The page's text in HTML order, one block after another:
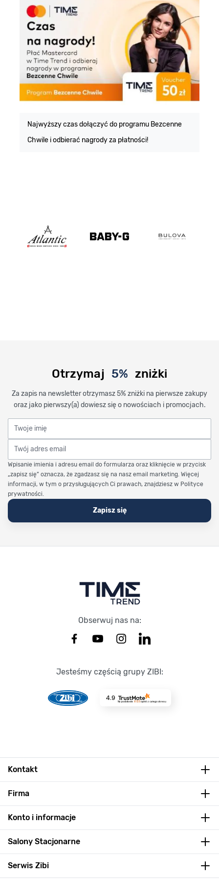
Najwyższy czas dołączyć do programu Bezcenne
Chwile i odbierać nagrody za płatności!
Otrzymaj 5% zniżki
Za zapis na newsletter otrzymasz 5% zniżki na pierwsze zakupy
oraz jako pierwszy(a) dowiesz się o nowościach i promocjach.
Twoje imię
Twój adres email
Wpisanie imienia i adresu email do formularza oraz kliknięcie w przycisk
„zapisz się” oznacza, że zgadzasz się na nasz email marketing. Więcej
informacji, w tym o przysługujących Ci prawach, znajdziesz w Polityce
prywatności.
Zapisz się
Obserwuj nas na:
Jesteśmy częścią grupy ZIBI:
4.9
Na podstawie 8725opinii z całego okresu
Kontakt
Firma
Konto i informacje
Salony Stacjonarne
Serwis Zibi